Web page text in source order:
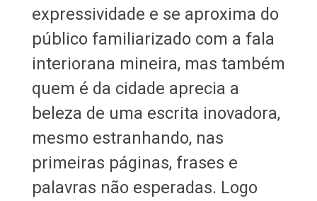
expressividade e se aproxima do
público familiarizado com a fala
interiorana mineira, mas também
quem é da cidade aprecia a
beleza de uma escrita inovadora,
mesmo estranhando, nas
primeiras páginas, frases e
palavras não esperadas. Logo